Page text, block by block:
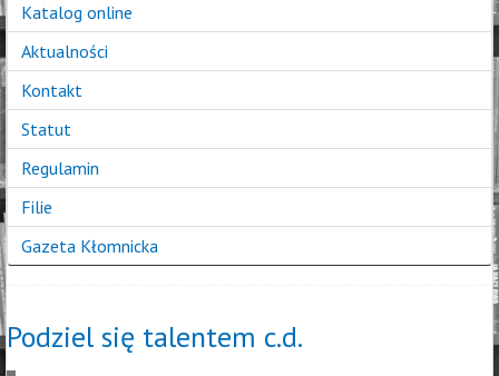
Katalog online
Aktualności
Kontakt
Statut
Regulamin
Filie
Gazeta Kłomnicka
Podziel się talentem c.d.